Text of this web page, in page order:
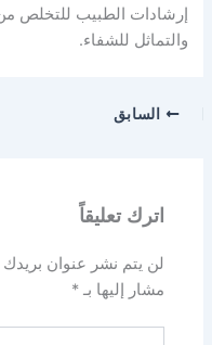
إرشادات الطبيب للتخلص
والتماثل للشفاء.
السابق
اترك تعليقاً
لن يتم نشر عنوان بريدك
مشار إليها بـ*